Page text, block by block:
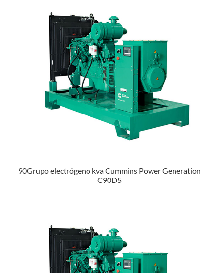
90Grupo electrógeno kva Cummins Power Generation
C90D5